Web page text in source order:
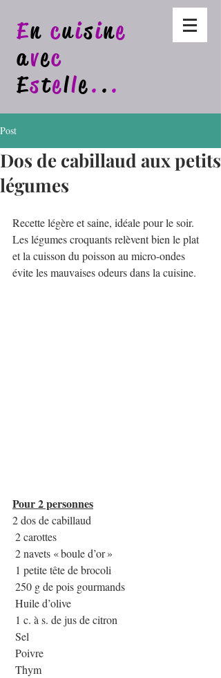
En cuisine
avec
Estelle. ..
Post
Dos de cabillaud aux petits
légumes
Recette légère et saine, idéale pour le soir.
Les légumes croquants relèvent bien le plat
et la cuisson du poisson au micro-ondes
évite les mauvaises odeurs dans la cuisine.
Pour 2 personnes
2 dos de cabillaud
2 carottes
2 navets « boule d’or »
1 petite tête de brocoli
250 g de pois gourmands
Huile d’olive
1 c. à s. de jus de citron
Sel
Poivre
Thym